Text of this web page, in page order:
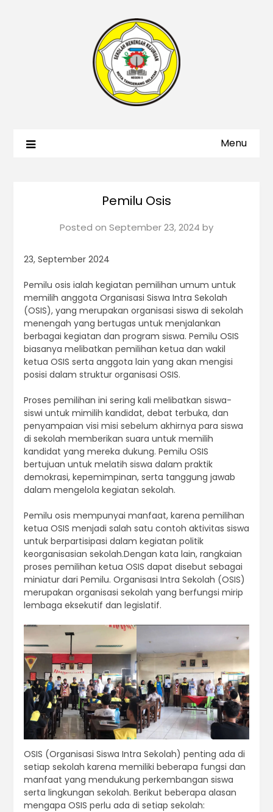
Menu
Pemilu Osis
Posted on September 23, 2024 by
23, September 2024
Pemilu osis ialah kegiatan pemilihan umum untuk
memilih anggota Organisasi Siswa Intra Sekolah
(OSIS), yang merupakan organisasi siswa di sekolah
menengah yang bertugas untuk menjalankan
berbagai kegiatan dan program siswa. Pemilu OSIS
biasanya melibatkan pemilihan ketua dan wakil
ketua OSIS serta anggota lain yang akan mengisi
posisi dalam struktur organisasi OSIS.
Proses pemilihan ini sering kali melibatkan siswa-
siswi untuk mimilih kandidat, debat terbuka, dan
penyampaian visi misi sebelum akhirnya para siswa
di sekolah memberikan suara untuk memilih
kandidat yang mereka dukung. Pemilu OSIS
bertujuan untuk melatih siswa dalam praktik
demokrasi, kepemimpinan, serta tanggung jawab
dalam mengelola kegiatan sekolah.
Pemilu osis mempunyai manfaat, karena pemilihan
ketua OSIS menjadi salah satu contoh aktivitas siswa
untuk berpartisipasi dalam kegiatan politik
keorganisasian sekolah.Dengan kata lain, rangkaian
proses pemilihan ketua OSIS dapat disebut sebagai
miniatur dari Pemilu. Organisasi Intra Sekolah (OSIS)
merupakan organisasi sekolah yang berfungsi mirip
lembaga eksekutif dan legislatif.
OSIS (Organisasi Siswa Intra Sekolah) penting ada di
setiap sekolah karena memiliki beberapa fungsi dan
manfaat yang mendukung perkembangan siswa
serta lingkungan sekolah. Berikut beberapa alasan
mengapa OSIS perlu ada di setiap sekolah: